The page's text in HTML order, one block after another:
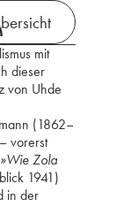
mit
dieser
von Uhde
(1862–
vorerst
»Wie Zola
1941)
in der